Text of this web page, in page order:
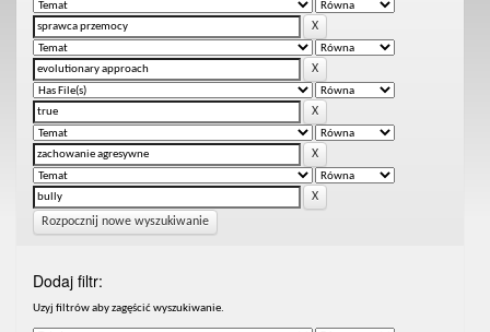
Rozpocznij nowe wyszukiwanie
Dodaj filtr:
Uzyj filtrów aby zagęścić wyszukiwanie.